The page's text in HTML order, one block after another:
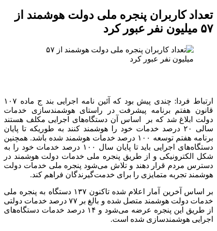
تعداد کاربران پنجره ملی دولت هوشمند از
۵۷ میلیون نفر عبور کرد
ارتباط فردا: چندی پیش بود که آئین نامه اجرایی بند ج ماده ۱۰۷
قانون هفتم برنامه پیشرفت در راستای هوشمندسازی خدمات
دولت ابلاغ شد که بر اساس آن دستگاه‌های اجرایی مکلف هستند
سالی ۲۰ درصد خدمات خود را هوشمند کنند به طوریکه تا پایان
برنامه هفتم توسعه ۱۰۰ درصد خدمات هوشمند شده باشد. همچنین
دستگاه‌های اجرایی باید تا پایان سال ۱۰۰ درصد خدمات خود را به
شکل الکترونیکی و از طریق پنجره ملی خدمات دولت هوشمند در
دسترس مردم قرار دهند و تلاش می‌شود پنجره ملی خدمات دولت
هوشمند تجربه متمایزی را برای خدمت‌گیرندگان فراهم کند.
بر اساس آخرین آمار اعلام شده تاکنون ۱۳۷ دستگاه به پنجره ملی
خدمات دولت هوشمند متصل شده و بالغ بر ۷۷ درصد خدمات دولتی
از طریق این پنجره عرضه می‌شود و ۱۴ درصد خدمات دستگاه‌های
اجرایی هوشمندسازی شده است.